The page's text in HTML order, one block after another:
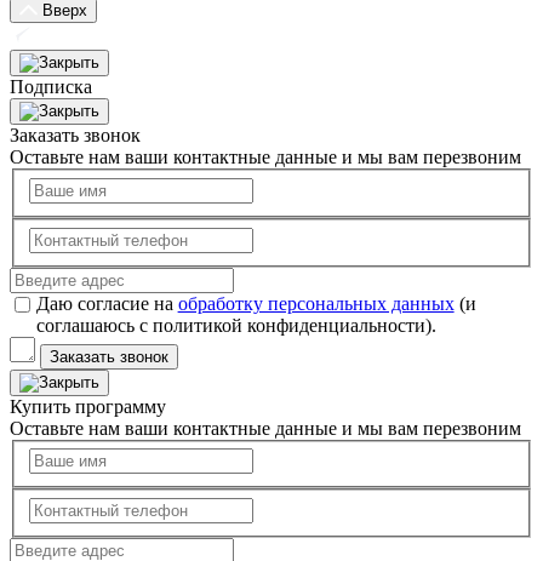
Вверх
Подписка
Заказать звонок
Оставьте нам ваши контактные данные и мы вам перезвоним
Даю согласие на обработку персональных данных(и
соглашаюсь с политикой конфиденциальности).
Заказать звонок
Купить программу
Оставьте нам ваши контактные данные и мы вам перезвоним